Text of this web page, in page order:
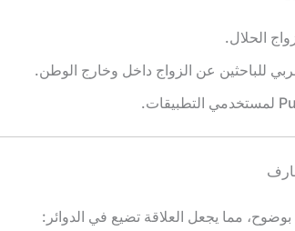
الحلال.
للباحثين عن الزواج داخل وخارج الوطن.
مما يجعل العلاقة تضيع في الدوائر: